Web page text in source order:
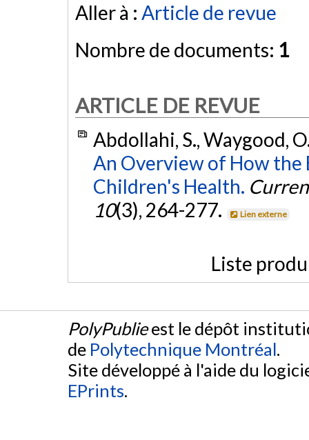
Aller à : Article de revue
Nombre de documents: 1
ARTICLE DE REVUE
Abdollahi, S., Waygood,
An Overview of How
Children's Health.
10(3), 264-277. Lien externe
Liste
PolyPublieest le dépôt
de Polytechnique Montréal.
Site développé à l'aide du
EPrints.